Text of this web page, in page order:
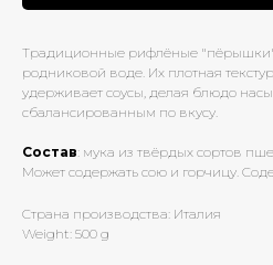
Традиционные рифлёные
родниковой воде. Их плотная
удерживает соусы, делая блюдо
сбалансированным по вкусу.
Состав: мука из твёрдых сортов
Может содержать сою и горчицу.
Страна производства: Италия
Weight: 500 g